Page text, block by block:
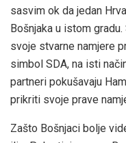
sasvim ok da jedan
Bošnjaka u istom
svoje stvarne namjere
simbol SDA, na isti
partneri pokušavaju
prikriti svoje prave
Zašto Bošnjaci bolje